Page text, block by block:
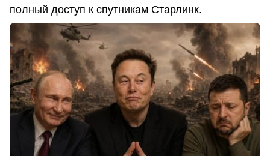
полный доступ к спутникам Старлинк.